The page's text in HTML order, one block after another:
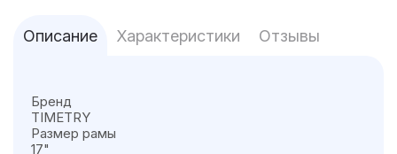
Описание Характеристики Отзывы
Бренд
TIMETRY
Размер рамы
17"